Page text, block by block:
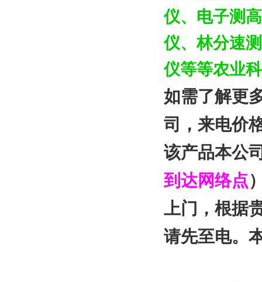
仪、电子测
仪、林分速
仪等等农业
如需了解更
司
，来电价
该产品本公
到达网络点
上门，根据
请先至电。